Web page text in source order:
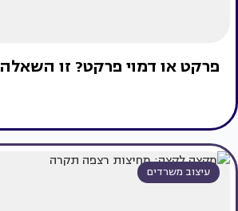
פרקט או דמוי פרקט? זו השאלה
עיצוב משרדים